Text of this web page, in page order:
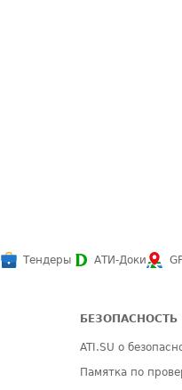
Тендеры АТИ-Доки
БЕЗОПАСНОСТЬ
ATI.SU о
Памятка по